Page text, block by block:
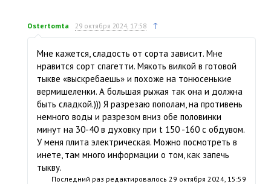
Ostertomta 29 октября 2024, 17:58 ↑
Мне кажется, сладость от сорта зависит. Мне
нравится сорт спагетти. Мякоть вилкой в готовой
тыкве «выскребаешь» и похоже на тонюсенькие
вермишеленки. А большая рыжая так она и должна
быть сладкой.))) Я разрезаю пополам, на противень
немного воды и разрезом вниз обе половинки
минут на 30-40 в духовку при t 150 -160 с обдувом.
У меня плита электрическая. Можно посмотреть в
инете, там много информации о том, как запечь
тыкву.
Последний раз редактировалось 29 октября 2024, 15:59